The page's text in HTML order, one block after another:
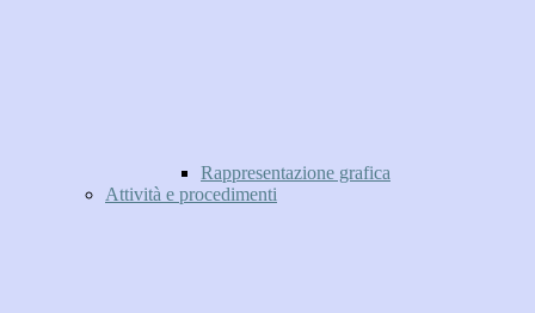
Rappresentazione grafica
Attività e procedimenti